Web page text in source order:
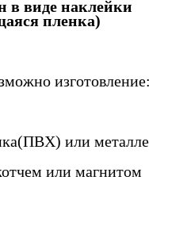
в виде наклейки
пленка)
изготовление:
или металле
или магнитом